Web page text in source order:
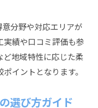
分野や対応エリアが
実績や口コミ評価も参
地域特性に応じた柔
イントとなります。
選び方ガイド